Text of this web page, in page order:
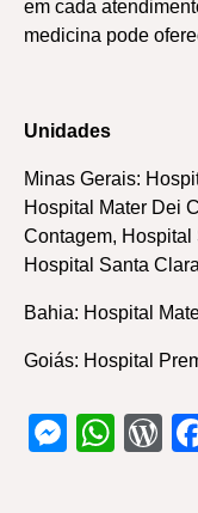
em cada
medicina pode
Unidades
Minas Gerais:
Hospital Mater Dei
Contagem, Hospital
Hospital Santa Clara
Bahia: Hospital
Goiás: Hospital